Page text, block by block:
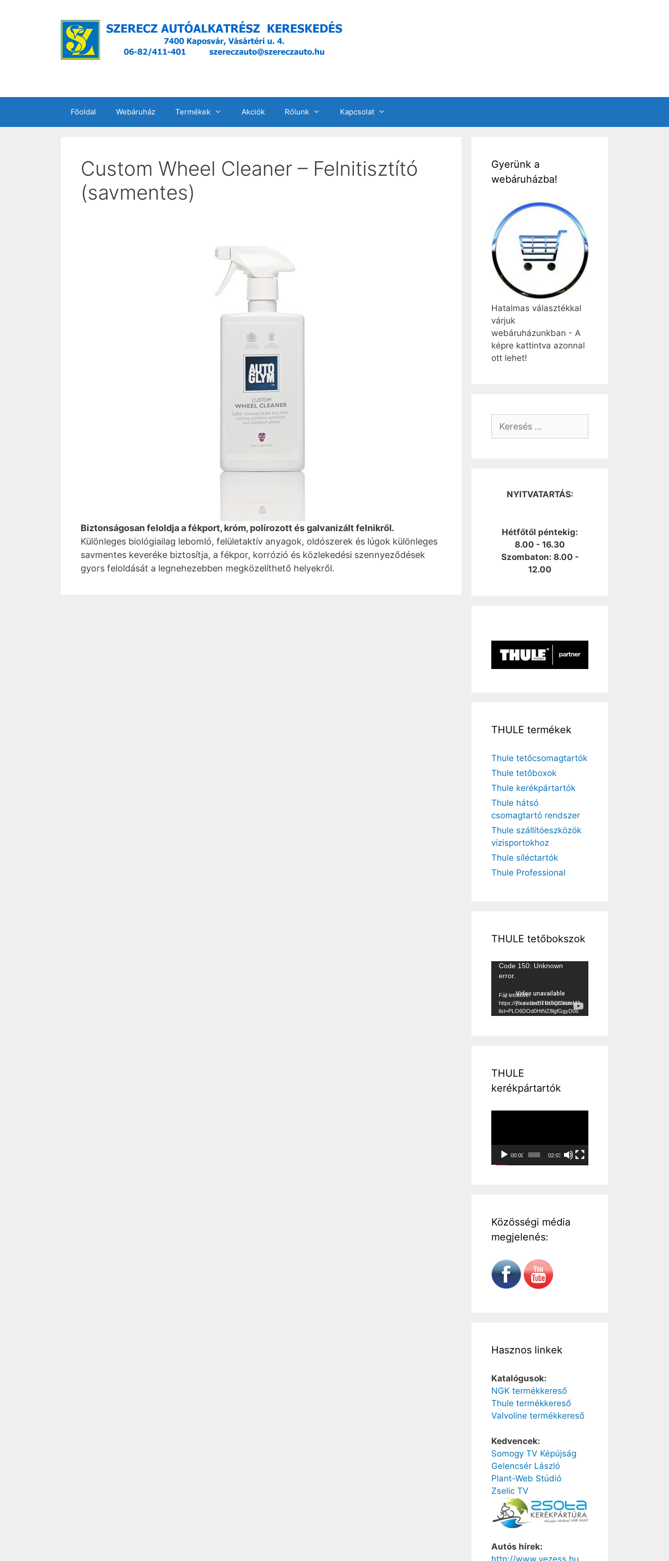
Főoldal Webáruház Termékek Akciók Rólunk Kapcsolat
Custom Wheel Cleaner – Felnitisztító
(savmentes)
Biztonságosan feloldja a fékport, króm, polírozott és galvanizált felnikről.
Különleges biológiailag lebomló, felületaktív anyagok, oldószerek és lúgok különleges
savmentes keveréke biztosítja, a fékpor, korrózió és közlekedési szennyeződések
gyors feloldását a legnehezebben megközelíthető helyekről.
Gyerünk a
webáruházba!
Hatalmas választékkal
várjuk
webáruházunkban - A
képre kattintva azonnal
ott lehet!
NYITVATARTÁS:
Hétfőtől péntekig:
8.00 - 16.30
Szombaton: 8.00 -
12.00
THULE termékek
Thule tetőcsomagtartók
Thule tetőboxok
Thule kerékpártartók
Thule hátsó
csomagtartó rendszer
Thule szállítóeszközök
vizisportokhoz
Thule síléctartók
Thule Professional
THULE tetőbokszok
Videólejátszó
Code 150: Unknown
error.
Fájl letöltése:
https://youtu.be/BTRtTQEXsmM?
list=PLO6DOd0HtNZ8lgfGgyD06
THULE
kerékpártartók
00:00 02:03
Közösségi média
megjelenés:
Hasznos linkek
Katalógusok:
NGK termékkereső
Thule termékkereső
Valvoline termékkereső
Kedvencek:
Somogy TV Képújság
Gelencsér László
Plant-Web Stúdió
Zselic TV
Autós hírek: